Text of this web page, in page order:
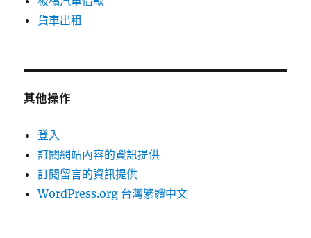
貨車出租
其他操作
登入
訂閱網站內容的資訊提供
訂閱留言的資訊提供
WordPress.org 台灣繁體中文